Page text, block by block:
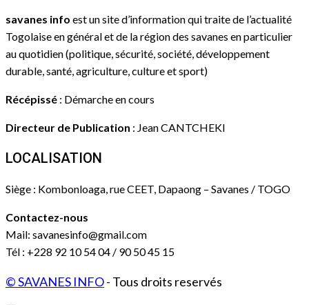
savanes info est un site d’information qui traite de l’actualité
Togolaise en général et de la région des savanes en particulier
au quotidien (politique, sécurité, société, développement
durable, santé, agriculture, culture et sport)
Récépissé : Démarche en cours
Directeur de Publication : Jean CANTCHEKI
LOCALISATION
Siège : Kombonloaga, rue CEET, Dapaong – Savanes / TOGO
Contactez-nous
Mail: savanesinfo@gmail.com
Tél : +228 92 10 54 04 / 90 50 45 15
© SAVANES INFO- Tous droits reservés